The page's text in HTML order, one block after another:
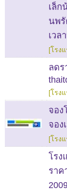
เล็ก
นพรั
เวล
[โรง
ลดร
[โรง
จอง
จอง
[โรง
โรง
ราค